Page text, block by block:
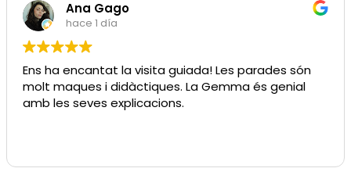
Ana Gago
hace 1 día
Ens ha encantat la visita guiada! Les parades són
molt maques i didàctiques. La Gemma és genial
amb les seves explicacions.